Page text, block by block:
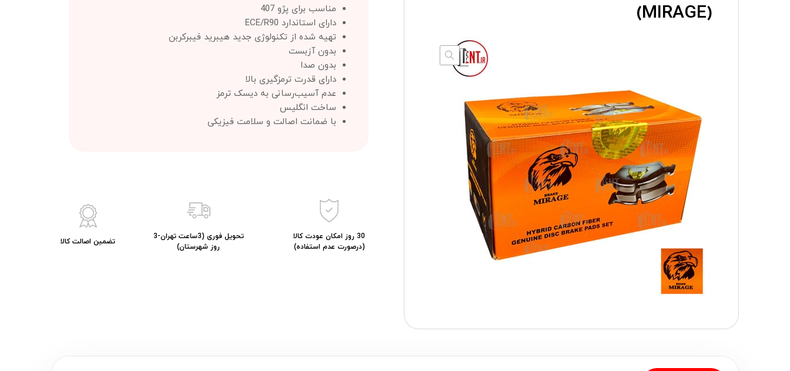
(MIRAGE)
مناسب برای پژو 407
دارای استاندارد ECE/R90
تهیه شده از تکنولوژی جدید هیبرید فیبرکربن
بدون آزبست
بدون صدا
دارای قدرت ترمزگیری بالا
عدم آسیب‌رسانی به دیسک ترمز
ساخت انگلیس
با ضمانت اصالت و سلامت فیزیکی
30 روز امکان عودت کالا
(درصورت عدم استفاده)
تحویل فوری (3ساعت تهران-3
روز شهرستان)
تضمین اصالت کالا